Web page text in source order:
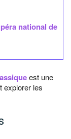
national de
est une
explorer les